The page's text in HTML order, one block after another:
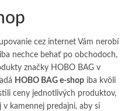
cez internet Vám nerobí
nechce behať po obchodoch,
značky HOBO BAG v
HOBO BAG e-shop iba kvôli
ceny jednotlivých produktov,
kamennej predajni, aby si